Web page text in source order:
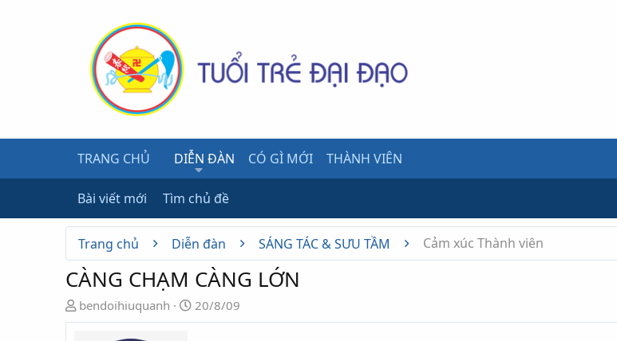
TRANG CHỦ DIỄN ĐÀN CÓ GÌ MỚI THÀNH VIÊN
Bài viết mới Tìm chủ đề
Trang chủ Diễn đàn SÁNG TÁC & SƯU TẦM Cảm xúc Thành viên
CÀNG CHẠM CÀNG LỚN
N
g
bendoihiuquanh
N
g
20/8/09